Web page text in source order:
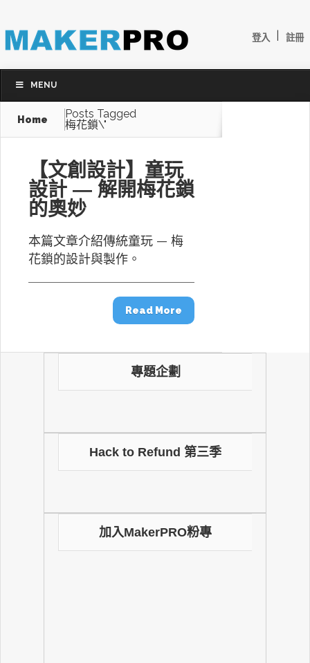
登入 註冊
MENU
Home
Posts Tagged
梅花鎖\"
【文創設計】童玩
設計 — 解開梅花鎖
的奧妙
本篇文章介紹傳統童玩 — 梅
花鎖的設計與製作。
Read More
專題企劃
Hack to Refund 第三季
加入MakerPRO粉專